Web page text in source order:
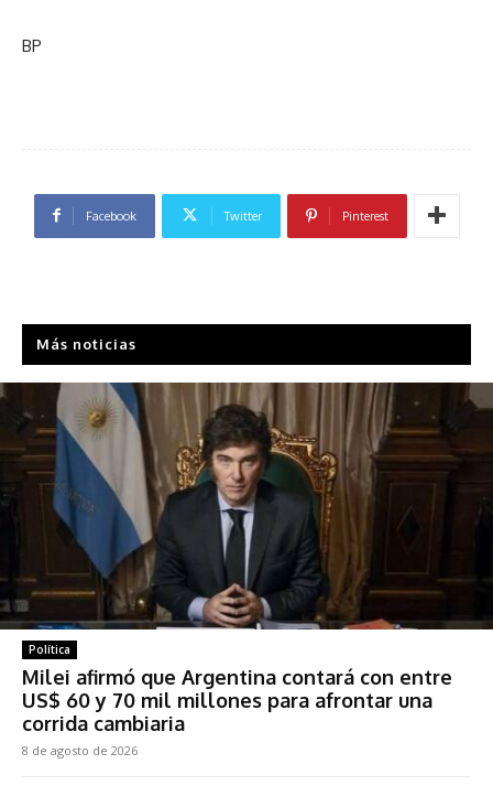
BP
Facebook Twitter Pinterest
Más noticias
Política
Milei afirmó que Argentina contará con entre
US$ 60 y 70 mil millones para afrontar una
corrida cambiaria
8 de agosto de 2026